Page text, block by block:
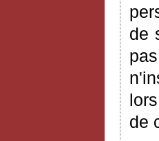
de
de